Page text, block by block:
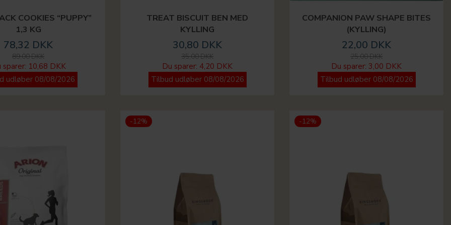
COOKIES “PUPPY”
1,3 KG
78,32 DKK
89,00 DKK
sparer: 10,68 DKK
udløber 08/08/2026
TREAT BISCUIT BEN MED
KYLLING
30,80 DKK
35,00 DKK
Du sparer: 4,20 DKK
Tilbud udløber 08/08/2026
COMPANION PAW SHAPE BITES
(KYLLING)
22,00 DKK
25,00 DKK
Du sparer: 3,00 DKK
Tilbud udløber 08/08/2026
-12% -12%